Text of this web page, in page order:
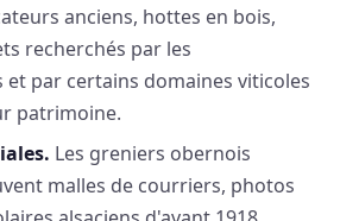
anciens, hottes en bois,
recherchés par les
par certains domaines viticoles
patrimoine.
Les greniers obernois
malles de courriers, photos